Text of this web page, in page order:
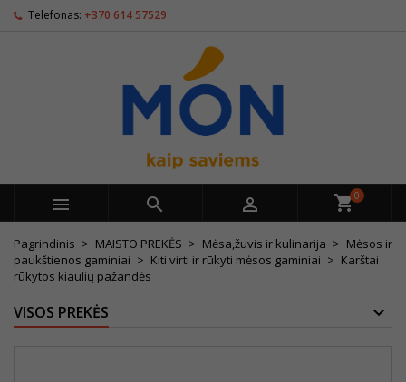
Telefonas: +370 614 57529
   0
Pagrindinis MAISTO PREKĖS Mėsa,žuvis ir kulinarija
Mėsos ir
paukštienos gaminiai
Kiti virti ir rūkyti mėsos gaminiai
Karštai
rūkytos kiaulių pažandės
VISOS PREKĖS